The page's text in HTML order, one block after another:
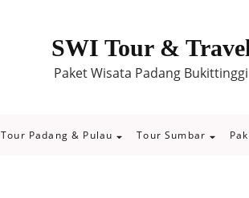
SWI Tour &
Paket Wisata Padang Bukittinggi
Tour Padang & Pulau Tour Sumbar